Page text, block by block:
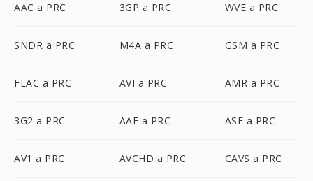
AAC a PRC 3GP a PRC WVE a PRC
SNDR a PRC M4A a PRC GSM a PRC
FLAC a PRC AVI a PRC AMR a PRC
3G2 a PRC AAF a PRC ASF a PRC
AV1 a PRC AVCHD a PRC CAVS a PRC